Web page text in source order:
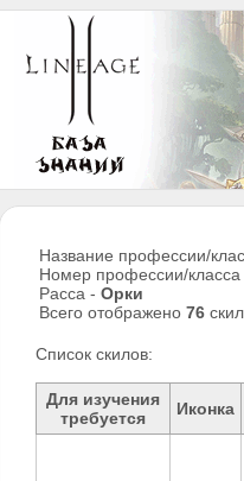
Название профессии/
Номер профессии/
Расса - Орки
Всего отображено 76
Список скилов:
Для изучения
требуется
Иконка